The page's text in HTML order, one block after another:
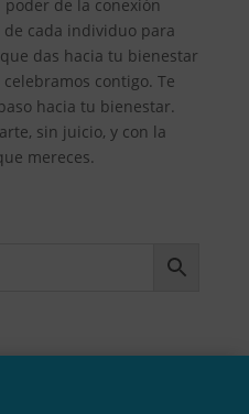
de la conexión
cada individuo para
das hacia tu bienestar
contigo. Te
hacia tu bienestar.
sin juicio, y con la
mereces.